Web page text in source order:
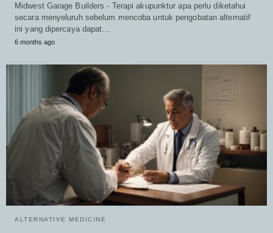
Midwest Garage Builders - Terapi akupunktur apa perlu diketahui
secara menyeluruh sebelum mencoba untuk pengobatan alternatif
ini yang dipercaya dapat…
6 months ago
ALTERNATIVE MEDICINE